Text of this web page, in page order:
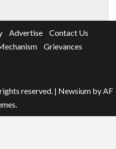
Advertise
Contact Us
Grievances
reserved. | Newsiumby AF